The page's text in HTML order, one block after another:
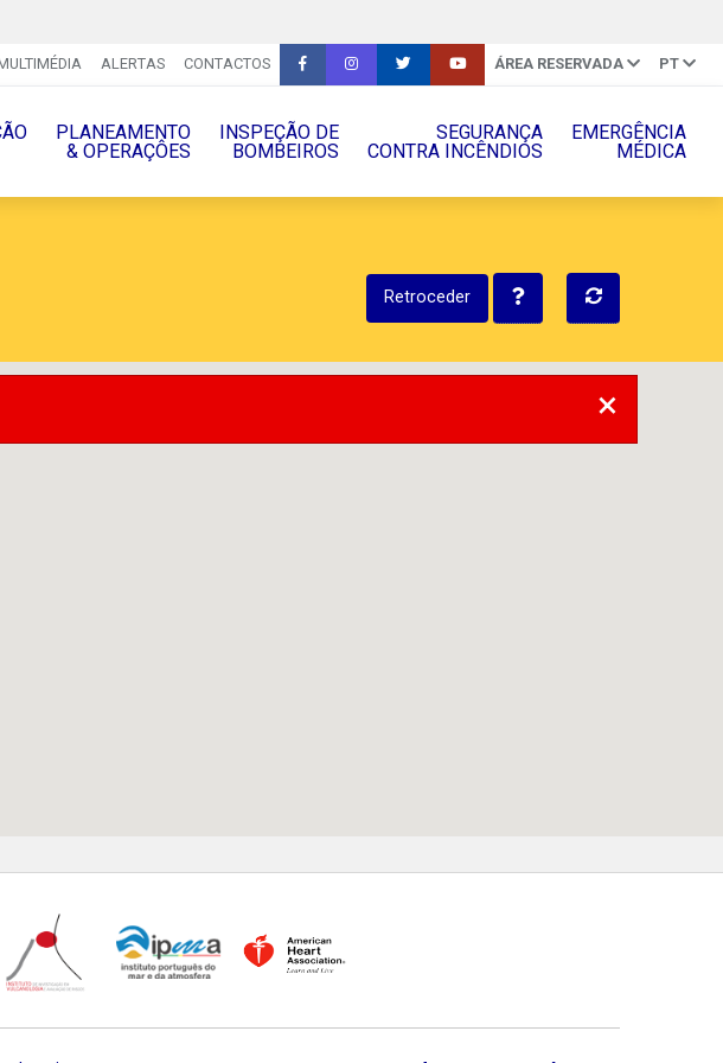
ALERTAS CONTACTOS ÁREA RESERVADA PT
PLANEAMENTO
& OPERAÇÔES
INSPEÇÃO DE
BOMBEIROS
SEGURANÇA
CONTRA INCÊNDIOS
EMERGÊNCIA
MÉDICA
Retroceder
×